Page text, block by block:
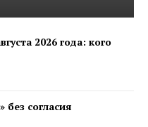
2026 года: кого
согласия